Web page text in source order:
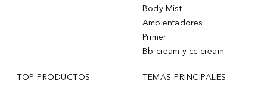
Body Mist
Ambientadores
Primer
Bb cream y cc cream
TOP PRODUCTOS TEMAS PRINCIPALES